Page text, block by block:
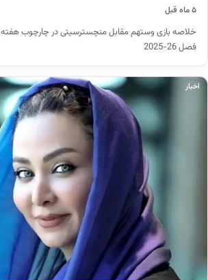
۵ ماه قبل
خلاصه بازی وستهم مقابل منچسترسیتی در چارچوب
فصل 26-2025
اخبار